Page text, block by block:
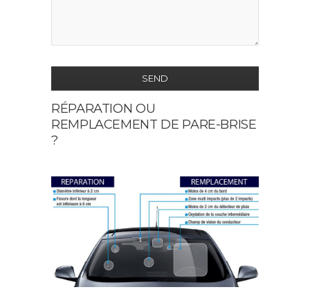
SEND
This
field
should
left
blank
RÉPARATION OU
REMPLACEMENT DE PARE-BRISE
?